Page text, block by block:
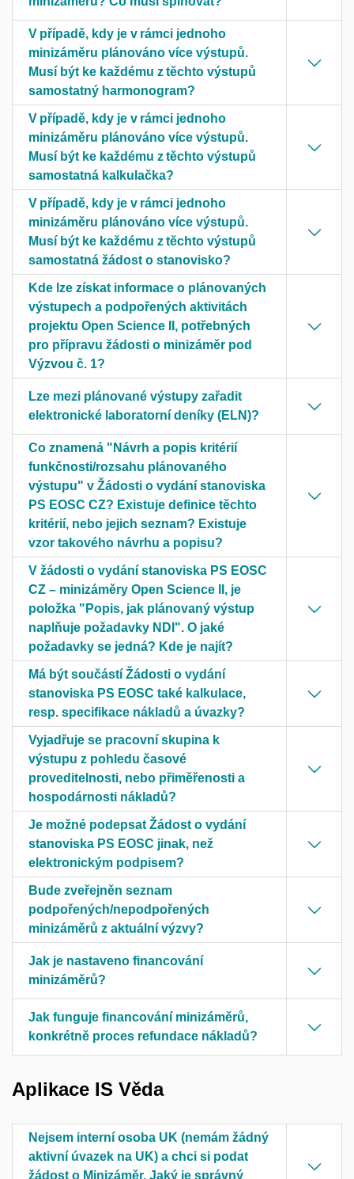
V případě, kdy je v rámci jednoho
minizáměru plánováno více výstupů.
Musí být ke každému z těchto výstupů
samostatný harmonogram?
V případě, kdy je v rámci jednoho
minizáměru plánováno více výstupů.
Musí být ke každému z těchto výstupů
samostatná kalkulačka?
V případě, kdy je v rámci jednoho
minizáměru plánováno více výstupů.
Musí být ke každému z těchto výstupů
samostatná žádost o stanovisko?
Kde lze získat informace o plánovaných
výstupech a podpořených aktivitách
projektu Open Science II, potřebných
pro přípravu žádosti o minizáměr pod
Výzvou č. 1?
Lze mezi plánované výstupy zařadit
elektronické laboratorní deníky (ELN)?
Co znamená "Návrh a popis kritérií
funkčnosti/rozsahu plánovaného
výstupu" v Žádosti o vydání stanoviska
PS EOSC CZ? Existuje definice těchto
kritérií, nebo jejich seznam? Existuje
vzor takového návrhu a popisu?
V žádosti o vydání stanoviska PS EOSC
CZ – minizáměry Open Science II, je
položka "Popis, jak plánovaný výstup
naplňuje požadavky NDI". O jaké
požadavky se jedná? Kde je najít?
Má být součástí Žádosti o vydání
stanoviska PS EOSC také kalkulace,
resp. specifikace nákladů a úvazky?
Vyjadřuje se pracovní skupina k
výstupu z pohledu časové
proveditelnosti, nebo přiměřenosti a
hospodárnosti nákladů?
Je možné podepsat Žádost o vydání
stanoviska PS EOSC jinak, než
elektronickým podpisem?
Bude zveřejněn seznam
podpořených/nepodpořených
minizáměrů z aktuální výzvy?
Jak je nastaveno financování
minizáměrů?
Jak funguje financování minizáměrů,
konkrétně proces refundace nákladů?
Aplikace IS Věda
Nejsem interní osoba UK (nemám žádný
aktivní úvazek na UK) a chci si podat
žádost o Minizáměr. Jaký je správný